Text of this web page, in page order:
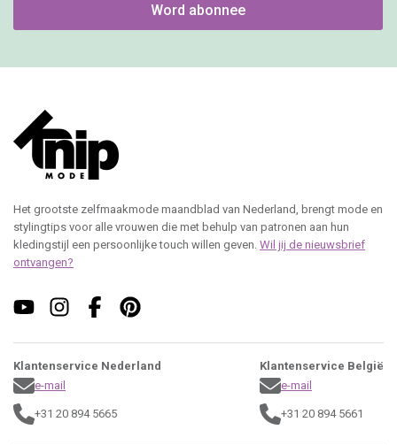
Word abonnee
Het grootste zelfmaakmode maandblad van Nederland, brengt mode en
stylingtips voor alle vrouwen die met behulp van patronen aan hun
kledingstijl een persoonlijke touch willen geven. Wil jij de nieuwsbrief
ontvangen?
Klantenservice Nederland
e-mail
+31 20 894 5665
Klantenservice België
e-mail
+31 20 894 5661